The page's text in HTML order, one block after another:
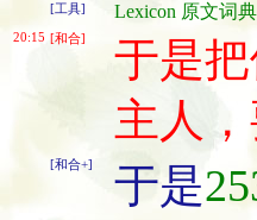
[工具] Lexicon 原文词典
20:15 [和合] 于是
主人
[和合+] 于是